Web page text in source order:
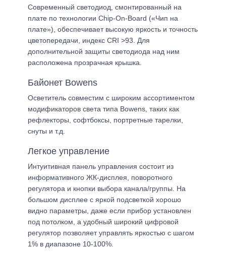
Современный светодиод, смонтированный на
плате по технологии Chip-On-Board («Чип на
плате»), обеспечивает высокую яркость и точность
цветопередачи, индекс CRI >93. Для
дополнительной защиты светодиода над ним
расположена прозрачная крышка.
Байонет Bowens
Осветитель совместим с широким ассортиментом
модификаторов света типа Bowens, таких как
рефлекторы, софтбоксы, портретные тарелки,
снуты и т.д.
Легкое управление
Интуитивная панель управления состоит из
информативного ЖК-дисплея, поворотного
регулятора и кнопки выбора канала/группы. На
большом дисплее с яркой подсветкой хорошо
видно параметры, даже если прибор установлен
под потолком, а удобный широкий цифровой
регулятор позволяет управлять яркостью с шагом
1% в диапазоне 10-100%.